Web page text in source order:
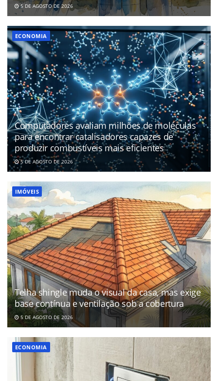
5 DE AGOSTO DE 2026
ECONOMIA
Computadores avaliam milhões de moléculas
para encontrar catalisadores capazes de
produzir combustíveis mais eficientes
5 DE AGOSTO DE 2026
IMÓVEIS
Telha shingle muda o visual da casa, mas exige
base contínua e ventilação sob a cobertura
5 DE AGOSTO DE 2026
ECONOMIA